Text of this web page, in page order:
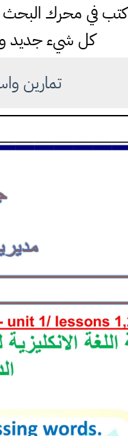
اكتب في محرك
كل شيء جديد
تمارين